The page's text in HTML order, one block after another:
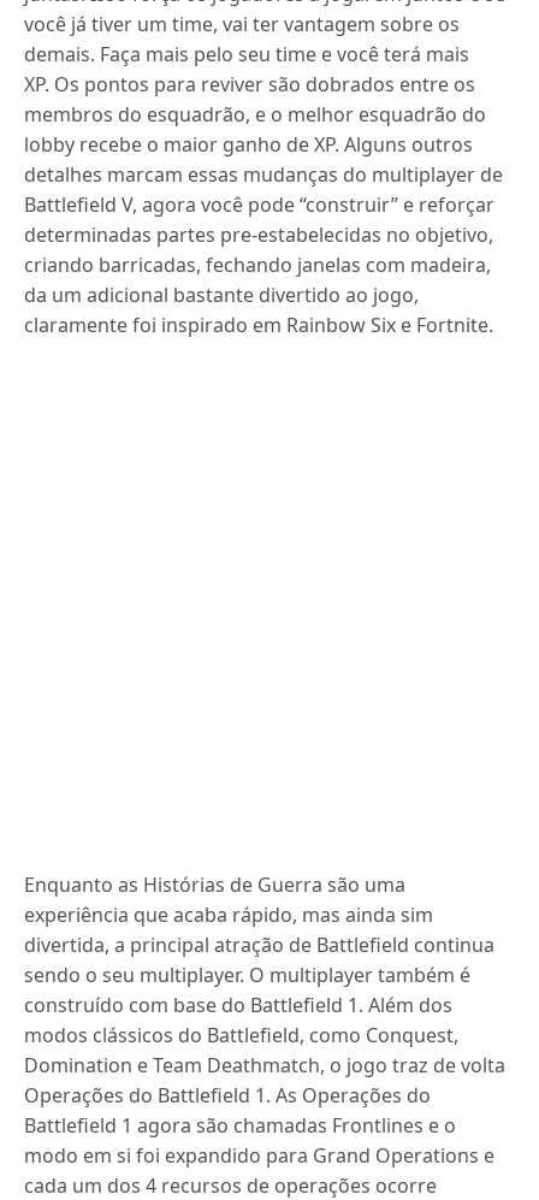
você já tiver um time, vai ter vantagem sobre os
demais. Faça mais pelo seu time e você terá mais
XP. Os pontos para reviver são dobrados entre os
membros do esquadrão, e o melhor esquadrão do
lobby recebe o maior ganho de XP. Alguns outros
detalhes marcam essas mudanças do multiplayer de
Battlefield V, agora você pode “construir” e reforçar
determinadas partes pre-estabelecidas no objetivo,
criando barricadas, fechando janelas com madeira,
da um adicional bastante divertido ao jogo,
claramente foi inspirado em Rainbow Six e Fortnite.
Enquanto as Histórias de Guerra são uma
experiência que acaba rápido, mas ainda sim
divertida, a principal atração de Battlefield continua
sendo o seu multiplayer. O multiplayer também é
construído com base do Battlefield 1. Além dos
modos clássicos do Battlefield, como Conquest,
Domination e Team Deathmatch, o jogo traz de volta
Operações do Battlefield 1. As Operações do
Battlefield 1 agora são chamadas Frontlines e o
modo em si foi expandido para Grand Operations e
cada um dos 4 recursos de operações ocorre